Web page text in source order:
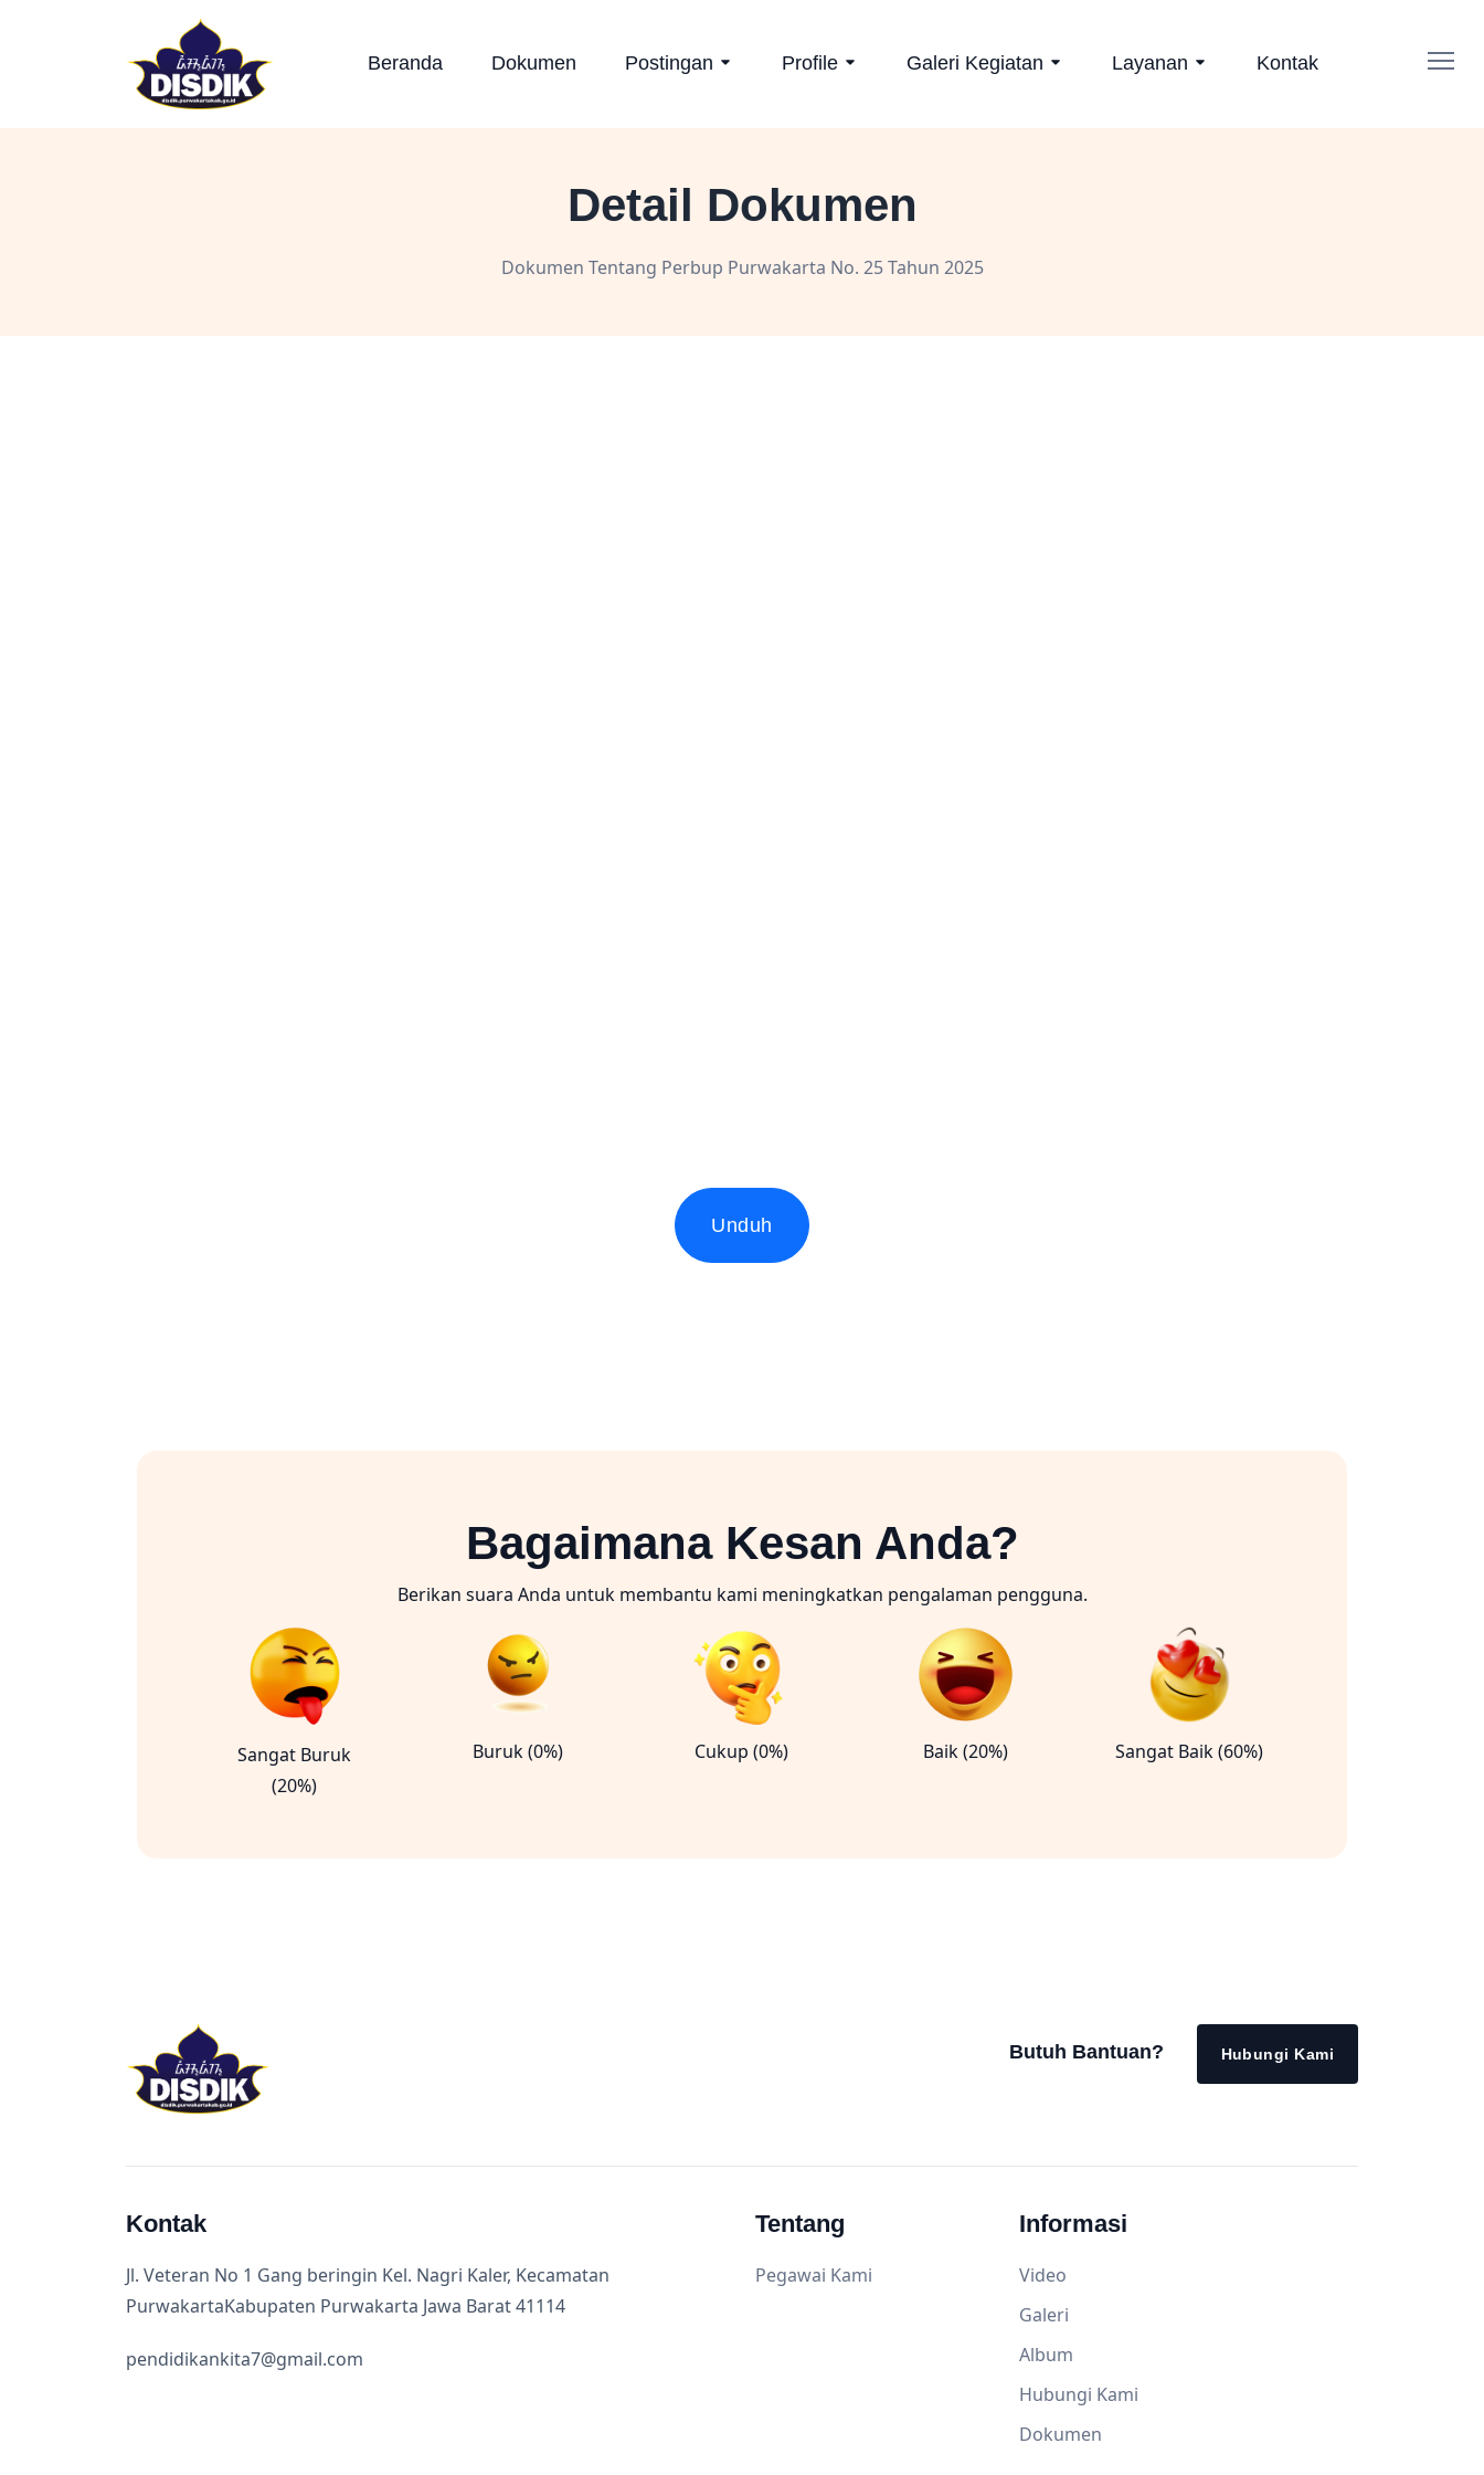
Beranda Dokumen Postingan Profile Galeri Kegiatan Layanan Kontak
Detail Dokumen
Dokumen Tentang Perbup Purwakarta No. 25 Tahun 2025
Unduh
Bagaimana Kesan Anda?
Berikan suara Anda untuk membantu kami meningkatkan pengalaman pengguna.
Sangat Buruk
(20%)
Buruk (0%) Cukup (0%) Baik (20%) Sangat Baik (60%)
Butuh Bantuan? Hubungi Kami
Kontak
Jl. Veteran No 1 Gang beringin Kel. Nagri Kaler, Kecamatan
PurwakartaKabupaten Purwakarta Jawa Barat 41114
pendidikankita7@gmail.com
Tentang
Pegawai Kami
Informasi
Video
Galeri
Album
Hubungi Kami
Dokumen